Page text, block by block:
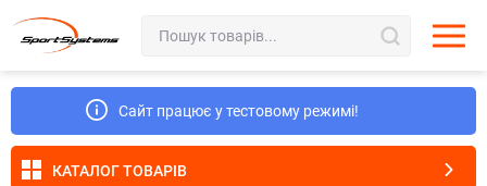
Сайт працює у тестовому режимі!
КАТАЛОГ ТОВАРІВ